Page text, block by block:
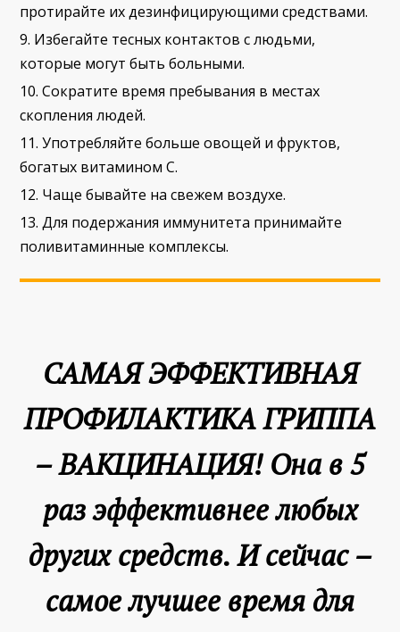
протирайте их дезинфицирующими средствами.
Избегайте тесных контактов с людьми,
которые могут быть больными.
Сократите время пребывания в местах
скопления людей.
Употребляйте больше овощей и фруктов,
богатых витамином С.
Чаще бывайте на свежем воздухе.
Для подержания иммунитета принимайте
поливитаминные комплексы.
САМАЯ ЭФФЕКТИВНАЯ
ПРОФИЛАКТИКА ГРИППА
– ВАКЦИНАЦИЯ! Она в 5
раз эффективнее любых
других средств. И сейчас –
самое лучшее время для